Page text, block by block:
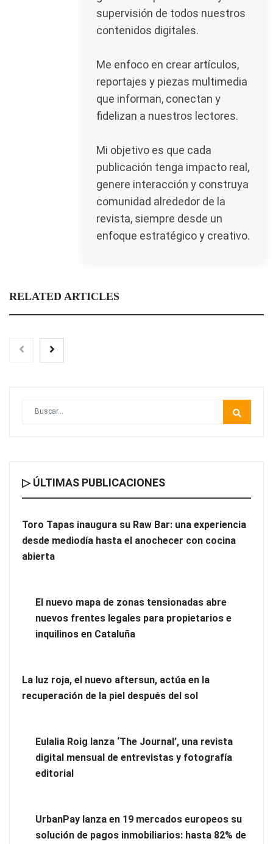
supervisión de todos nuestros
contenidos digitales.
Me enfoco en crear artículos,
reportajes y piezas multimedia
que informan, conectan y
fidelizan a nuestros lectores.
Mi objetivo es que cada
publicación tenga impacto real,
genere interacción y construya
comunidad alrededor de la
revista, siempre desde un
enfoque estratégico y creativo.
RELATED ARTICLES
▷ ÚLTIMAS PUBLICACIONES
Toro Tapas inaugura su Raw Bar: una experiencia
desde mediodía hasta el anochecer con cocina
abierta
El nuevo mapa de zonas tensionadas abre
nuevos frentes legales para propietarios e
inquilinos en Cataluña
La luz roja, el nuevo aftersun, actúa en la
recuperación de la piel después del sol
Eulalia Roig lanza ‘The Journal’, una revista
digital mensual de entrevistas y fotografía
editorial
UrbanPay lanza en 19 mercados europeos su
solución de pagos inmobiliarios: hasta 82% de